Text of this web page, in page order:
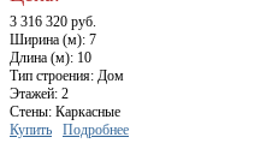
3 316 320 руб.
Ширина (м): 7
Длина (м): 10
Тип строения: Дом
Этажей: 2
Стены: Каркасные
Купить
Подробнее